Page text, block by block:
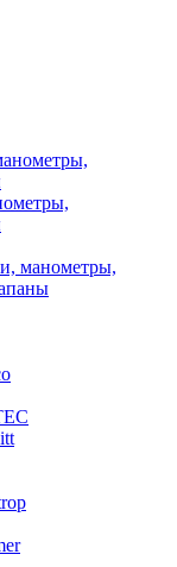
манометры,